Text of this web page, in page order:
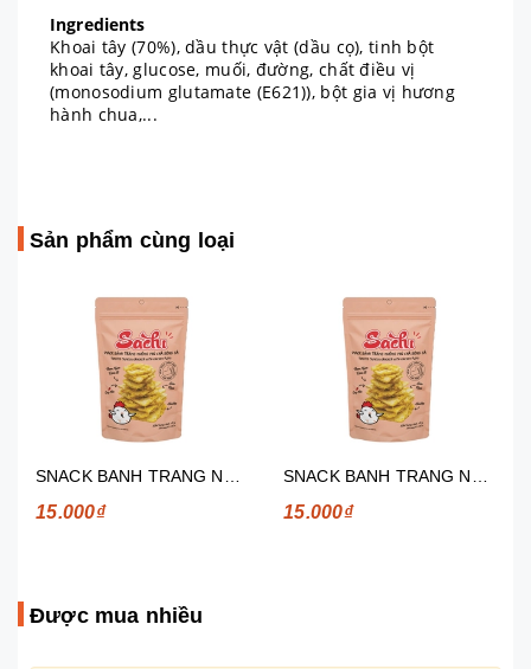
Ingredients
Khoai tây (70%), dầu thực vật (dầu cọ), tinh bột
khoai tây, glucose, muối, đường, chất điều vị
(monosodium glutamate (E621)), bột gia vị hương
hành chua,...
Sản phẩm cùng loại
SNACK BANH TRANG NUONG SACHI 45G
15.000₫
SNACK BANH TRANG NUONG SACHI 45G
15.000₫
Được mua nhiều